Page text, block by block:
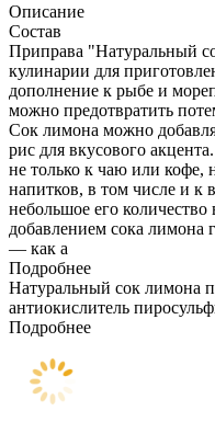
Описание
Состав
Приправа "Натуральный
кулинарии для
дополнение к рыбе и
можно предотвратить
Сок лимона можно
рис для вкусового
не только к чаю или кофе,
напитков, в том числе и к
небольшое его количество
добавлением сока лимона
— как а
Подробнее
Натуральный сок лимона
антиокислитель
Подробнее